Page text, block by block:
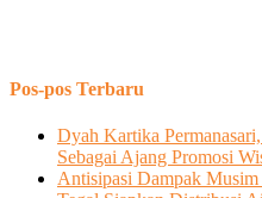
Pos-pos Terbaru
Dyah Kartika
Sebagai Ajang Promosi
Antisipasi Dampak